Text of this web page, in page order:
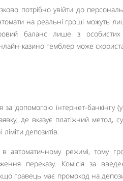
потрібно увійти до
на реальні гроші можуть
баланс лише з особистих
казино гемблер може
допомогою інтернет-банкінгу
де вказує платіжний метод,
ліміти депозитів.
режимі, тому
переказу. Комісія за
гравець має промокод на